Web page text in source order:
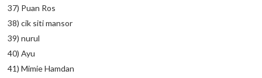
37) Puan Ros
38) cik siti mansor
39) nurul
40) Ayu
41) Mimie Hamdan